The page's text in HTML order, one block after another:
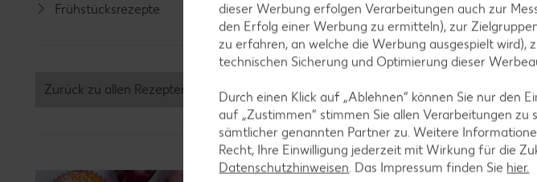
Frühstücksrezepte
Grill-Rezepte
Zurück zu allen Rezepten
dieser Werbung erfolgen Verarbeitungen auch zur
den Erfolg einer Werbung zu ermitteln), zur
zu erfahren, an welche die Werbung ausgespielt wird),
technischen Sicherung und Optimierung dieser
Durch einen Klick auf „Ablehnen“ können Sie nur den
auf „Zustimmen“ stimmen Sie allen Verarbeitungen
sämtlicher genannten Partner zu. Weitere
Recht, Ihre Einwilligung jederzeit mit Wirkung für die
Datenschutzhinweisen. Das Impressum finden Sie hier.